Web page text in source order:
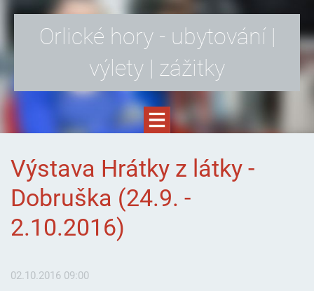
Orlické hory - ubytování |
výlety | zážitky
Výstava Hrátky z látky -
Dobruška (24.9. -
2.10.2016)
02.10.2016 09:00